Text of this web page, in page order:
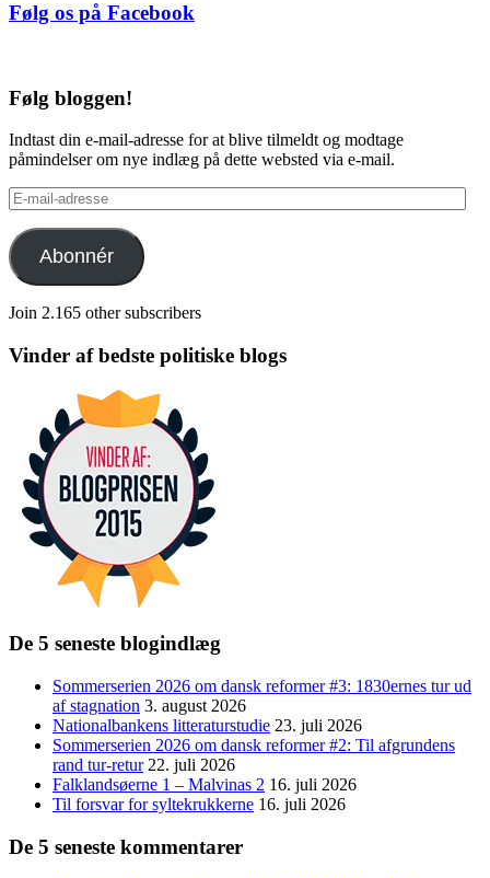
Følg os på Facebook
Følg bloggen!
Indtast din e-mail-adresse for at blive tilmeldt og modtage
påmindelser om nye indlæg på dette websted via e-mail.
E-
mail-
adresse
Abonnér
Join 2.165 other subscribers
Vinder af bedste politiske blogs
De 5 seneste blogindlæg
Sommerserien 2026 om dansk reformer #3: 1830ernes tur ud
af stagnation 3. august 2026
Nationalbankens litteraturstudie 23. juli 2026
Sommerserien 2026 om dansk reformer #2: Til afgrundens
rand tur-retur 22. juli 2026
Falklandsøerne 1 – Malvinas 2 16. juli 2026
Til forsvar for syltekrukkerne 16. juli 2026
De 5 seneste kommentarer